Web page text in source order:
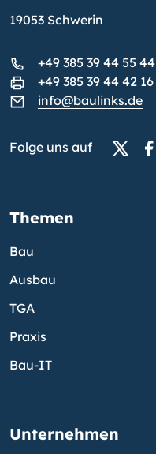
19053 Schwerin
+49 385 39 44 55 44
+49 385 39 44 42 16
info@baulinks.de
Folge uns auf
Themen
Bau
Ausbau
TGA
Praxis
Bau-IT
Unternehmen